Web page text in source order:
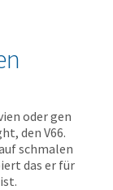
oder gen
den V66.
schmalen
das er für